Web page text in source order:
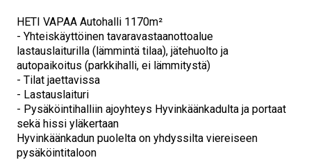
HETI VAPAA Autohalli 1170m²
- Yhteiskäyttöinen tavaravastaanottoalue
lastauslaiturilla (lämmintä tilaa), jätehuolto ja
autopaikoitus (parkkihalli, ei lämmitystä)
- Tilat jaettavissa
- Lastauslaituri
- Pysäköintihalliin ajoyhteys Hyvinkäänkadulta ja portaat
sekä hissi yläkertaan
Hyvinkäänkadun puolelta on yhdyssilta viereiseen
pysäköintitaloon